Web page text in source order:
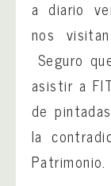
a diario
nos
Seguro
asistir a
de
la
Patrimonio.